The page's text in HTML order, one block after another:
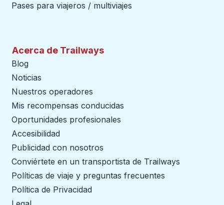
Pases para viajeros / multiviajes
Acerca de Trailways
Blog
Noticias
Nuestros operadores
Mis recompensas conducidas
Oportunidades profesionales
Accesibilidad
Publicidad con nosotros
Conviértete en un transportista de Trailways
Políticas de viaje y preguntas frecuentes
Política de Privacidad